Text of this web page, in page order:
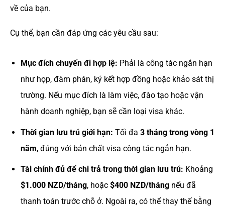
về của bạn.
Cụ thể, bạn cần đáp ứng các yêu cầu sau:
Mục đích chuyến đi hợp lệ: Phải là công tác ngắn hạn
như họp, đàm phán, ký kết hợp đồng hoặc khảo sát thị
trường. Nếu mục đích là làm việc, đào tạo hoặc vận
hành doanh nghiệp, bạn sẽ cần loại visa khác.
Thời gian lưu trú giới hạn: Tối đa 3 tháng trong vòng 1
năm, đúng với bản chất visa công tác ngắn hạn.
Tài chính đủ để chi trả trong thời gian lưu trú: Khoảng
$1.000 NZD/tháng, hoặc $400 NZD/thángnếu đã
thanh toán trước chỗ ở. Ngoài ra, có thể thay thế bằng